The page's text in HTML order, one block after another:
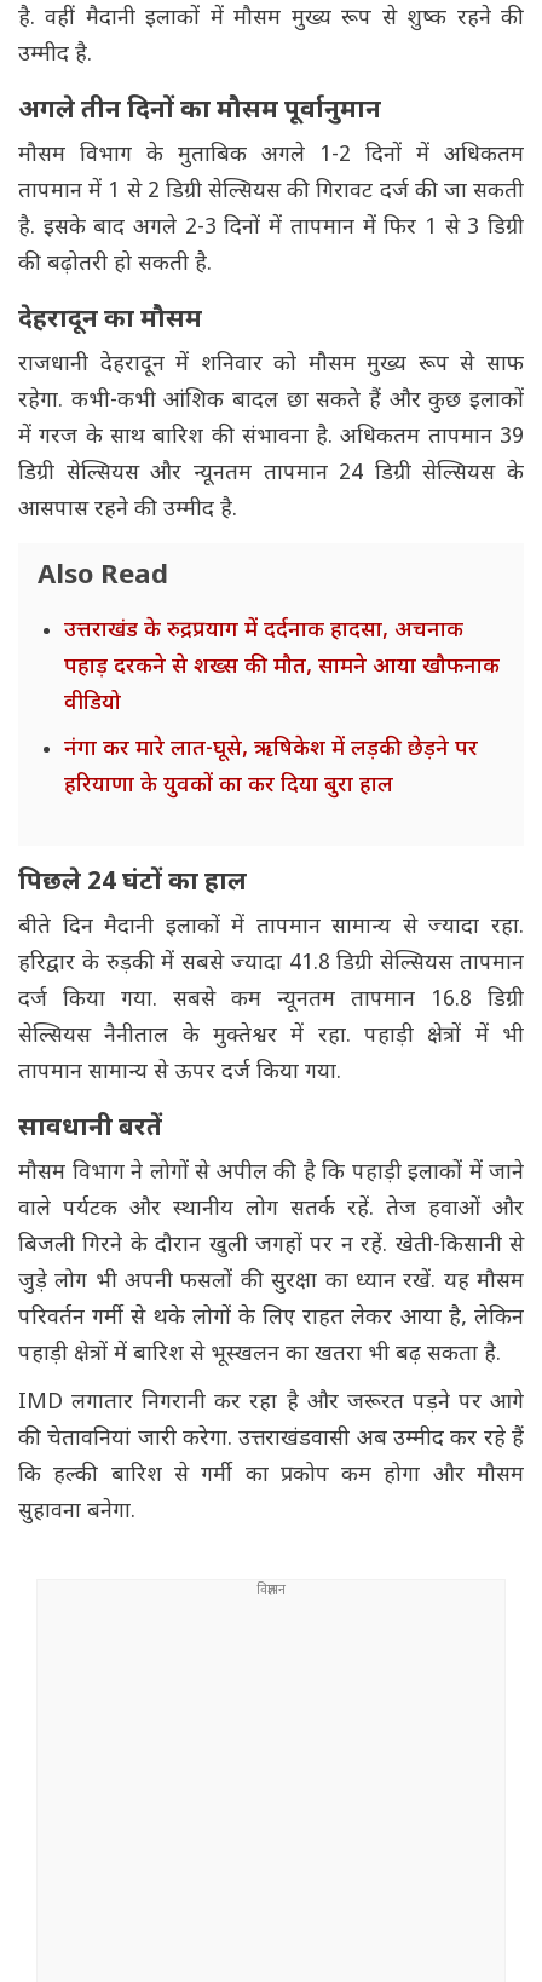
है. वहीं मैदानी इलाकों में मौसम मुख्य रूप से शुष्क रहने की
उम्मीद है.
अगले तीन दिनों का मौसम पूर्वानुमान
मौसम विभाग के मुताबिक अगले 1-2 दिनों में अधिकतम
तापमान में 1 से 2 डिग्री सेल्सियस की गिरावट दर्ज की जा सकती
है. इसके बाद अगले 2-3 दिनों में तापमान में फिर 1 से 3 डिग्री
की बढ़ोतरी हो सकती है.
देहरादून का मौसम
राजधानी देहरादून में शनिवार को मौसम मुख्य रूप से साफ
रहेगा. कभी-कभी आंशिक बादल छा सकते हैं और कुछ इलाकों
में गरज के साथ बारिश की संभावना है. अधिकतम तापमान 39
डिग्री सेल्सियस और न्यूनतम तापमान 24 डिग्री सेल्सियस के
आसपास रहने की उम्मीद है.
Also Read
उत्तराखंड के रुद्रप्रयाग में दर्दनाक हादसा, अचनाक
पहाड़ दरकने से शख्स की मौत, सामने आया खौफनाक
वीडियो
नंगा कर मारे लात-घूसे, ऋषिकेश में लड़की छेड़ने पर
हरियाणा के युवकों का कर दिया बुरा हाल
पिछले 24 घंटों का हाल
बीते दिन मैदानी इलाकों में तापमान सामान्य से ज्यादा रहा.
हरिद्वार के रुड़की में सबसे ज्यादा 41.8 डिग्री सेल्सियस तापमान
दर्ज किया गया. सबसे कम न्यूनतम तापमान 16.8 डिग्री
सेल्सियस नैनीताल के मुक्तेश्वर में रहा. पहाड़ी क्षेत्रों में भी
तापमान सामान्य से ऊपर दर्ज किया गया.
सावधानी बरतें
मौसम विभाग ने लोगों से अपील की है कि पहाड़ी इलाकों में जाने
वाले पर्यटक और स्थानीय लोग सतर्क रहें. तेज हवाओं और
बिजली गिरने के दौरान खुली जगहों पर न रहें. खेती-किसानी से
जुड़े लोग भी अपनी फसलों की सुरक्षा का ध्यान रखें. यह मौसम
परिवर्तन गर्मी से थके लोगों के लिए राहत लेकर आया है, लेकिन
पहाड़ी क्षेत्रों में बारिश से भूस्खलन का खतरा भी बढ़ सकता है.
IMD लगातार निगरानी कर रहा है और जरूरत पड़ने पर आगे
की चेतावनियां जारी करेगा. उत्तराखंडवासी अब उम्मीद कर रहे हैं
कि हल्की बारिश से गर्मी का प्रकोप कम होगा और मौसम
सुहावना बनेगा.